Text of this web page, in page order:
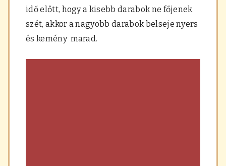
idő előtt, hogy a kisebb darabok ne főjenek
szét, akkor a nagyobb darabok belseje nyers
és kemény marad.